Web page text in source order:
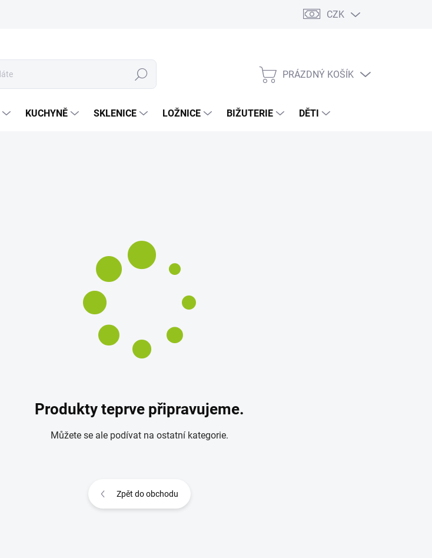
CZK
Hledat
NÁKUPNÍ
PRÁZDNÝ KOŠÍK
KUCHYNĚ SKLENICE LOŽNICE BIŽUTERIE DĚTI
Produkty teprve připravujeme.
Můžete se ale podívat na ostatní kategorie.
Zpět do obchodu